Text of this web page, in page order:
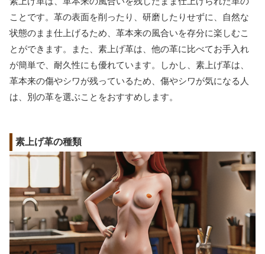
ことです。革の表面を削ったり、研磨したりせずに、自然な
状態のまま仕上げるため、革本来の風合いを存分に楽しむこ
とができます。また、素上げ革は、他の革に比べてお手入れ
が簡単で、耐久性にも優れています。しかし、素上げ革は、
革本来の傷やシワが残っているため、傷やシワが気になる人
は、別の革を選ぶことをおすすめします。
素上げ革の種類